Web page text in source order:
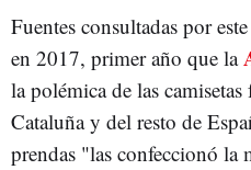
Fuentes consultadas por
en 2017, primer año que la
la polémica de las
Cataluña y del resto de
prendas "las confeccionó la